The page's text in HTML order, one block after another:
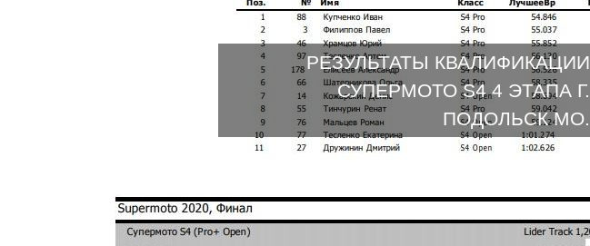
РЕЗУЛЬТАТЫ КВАЛИФИКАЦИИ
СУПЕРМОТО S4 4 ЭТАПА Г.
ПОДОЛЬСК МО.